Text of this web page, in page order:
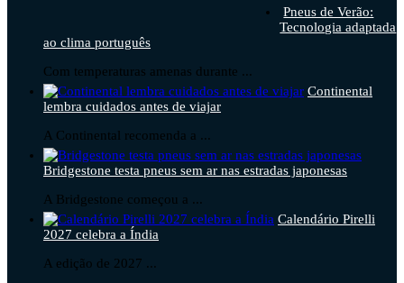
Pneus de Verão:
Tecnologia adaptada
ao clima português
Com temperaturas amenas durante ...
Continental
lembra cuidados antes de viajar
A Continental recomenda a ...
Bridgestone testa pneus sem ar nas estradas japonesas
A Bridgestone começou a ...
Calendário Pirelli
2027 celebra a Índia
A edição de 2027 ...